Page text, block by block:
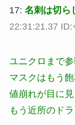
17: 名刺は切ら
22:31:21.37
ユニクロまで
マスクはもう
値崩れが目に
もう近所のド